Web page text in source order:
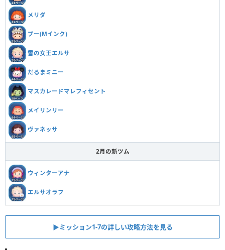
メリダ
ブー(Mインク)
雪の女王エルサ
だるまミニー
マスカレードマレフィセント
メイリンリー
ヴァネッサ
2月の新ツム
ウィンターアナ
エルサオラフ
▶︎ミッション1-7の詳しい攻略方法を見る